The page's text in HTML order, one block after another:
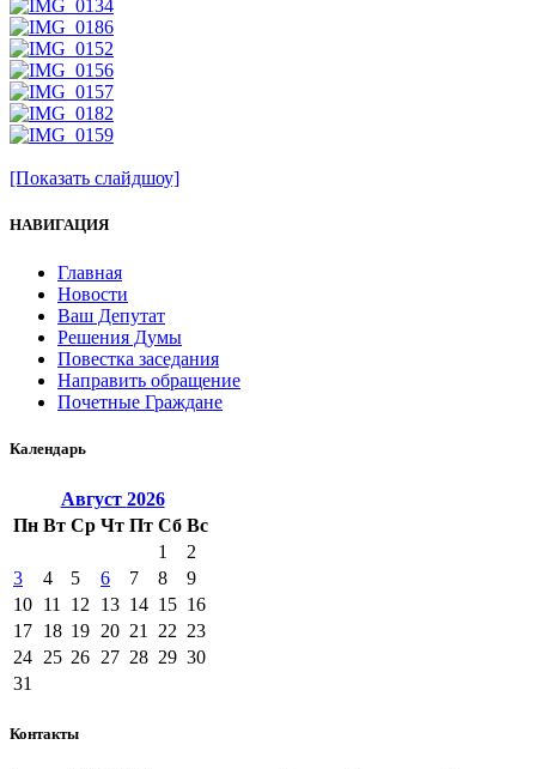
[Показать слайдшоу]
НАВИГАЦИЯ
Главная
Новости
Ваш Депутат
Решения Думы
Повестка заседания
Направить обращение
Почетные Граждане
Календарь
Август 2026
Пн Вт Ср Чт Пт Сб Вс
1
2
3
4 5 6 7 8
9
10 11 12 13 14 15 16
17 18 19 20 21 22 23
24 25 26 27 28 29 30
31
Контакты